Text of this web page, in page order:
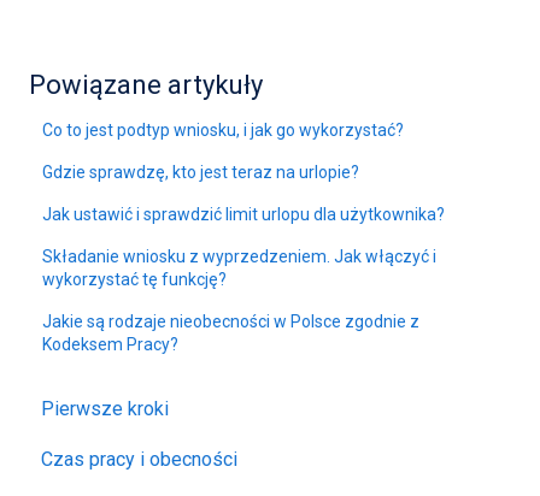
Powiązane artykuły
Co to jest podtyp wniosku, i jak go wykorzystać?
Gdzie sprawdzę, kto jest teraz na urlopie?
Jak ustawić i sprawdzić limit urlopu dla użytkownika?
Składanie wniosku z wyprzedzeniem. Jak włączyć i
wykorzystać tę funkcję?
Jakie są rodzaje nieobecności w Polsce zgodnie z
Kodeksem Pracy?
Pierwsze kroki
Czas pracy i obecności